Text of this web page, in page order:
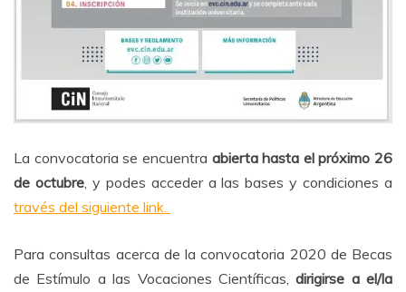
La convocatoria se encuentra abierta hasta el próximo 26
de octubre, y podes acceder a las bases y condiciones a
través del siguiente link.
Para consultas acerca de la convocatoria 2020 de Becas
de Estímulo a las Vocaciones Científicas,dirigirse a el/la